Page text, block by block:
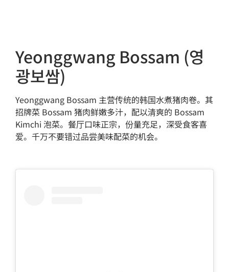
Yeonggwang Bossam (영
광보쌈)
Yeonggwang Bossam 主营传统的韩国水煮猪肉卷。其
招牌菜 Bossam 猪肉鲜嫩多汁，配以清爽的 Bossam
Kimchi 泡菜。餐厅口味正宗，份量充足，深受食客喜
爱。千万不要错过品尝美味配菜的机会。